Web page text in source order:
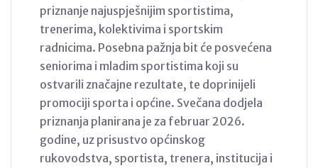
priznanje najuspješnijim sportistima,
trenerima, kolektivima i sportskim
radnicima. Posebna pažnja bit će posvećena
seniorima i mladim sportistima koji su
ostvarili značajne rezultate, te doprinijeli
promociji sporta i općine. Svečana dodjela
priznanja planirana je za februar 2026.
godine, uz prisustvo općinskog
rukovodstva, sportista, trenera, institucija i